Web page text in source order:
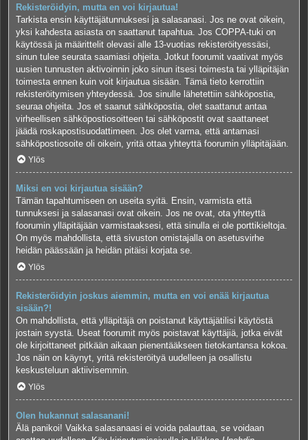
Rekisteröidyin, mutta en voi kirjautua!
Tarkista ensin käyttäjätunnuksesi ja salasanasi. Jos ne ovat oikein,
yksi kahdesta asiasta on saattanut tapahtua. Jos COPPA-tuki on
käytössä ja määrittelit olevasi alle 13-vuotias rekisteröityessäsi,
sinun tulee seurata saamiasi ohjeita. Jotkut foorumit vaativat myös
uusien tunnusten aktivoinnin joko sinun itsesi toimesta tai ylläpitäjän
toimesta ennen kuin voit kirjautua sisään. Tämä tieto kerrottiin
rekisteröitymisen yhteydessä. Jos sinulle lähetettiin sähköpostia,
seuraa ohjeita. Jos et saanut sähköpostia, olet saattanut antaa
virheellisen sähköpostiosoitteen tai sähköpostit ovat saattaneet
jäädä roskapostisuodattimeen. Jos olet varma, että antamasi
sähköpostiosoite oli oikein, yritä ottaa yhteyttä foorumin ylläpitäjään.
Ylös
Miksi en voi kirjautua sisään?
Tämän tapahtumiseen on useita syitä. Ensin, varmista että
tunnuksesi ja salasanasi ovat oikein. Jos ne ovat, ota yhteyttä
foorumin ylläpitäjään varmistaaksesi, että sinulla ei ole porttikieltoja.
On myös mahdollista, että sivuston omistajalla on asetusvirhe
heidän päässään ja heidän pitäisi korjata se.
Ylös
Rekisteröidyin joskus aiemmin, mutta en voi enää kirjautua
sisään?!
On mahdollista, että ylläpitäjä on poistanut käyttäjätilisi käytöstä
jostain syystä. Useat foorumit myös poistavat käyttäjiä, jotka eivät
ole kirjoittaneet pitkään aikaan pienentääkseen tietokantansa kokoa.
Jos näin on käynyt, yritä rekisteröityä uudelleen ja osallistu
keskusteluun aktiivisemmin.
Ylös
Olen hukannut salasanani!
Älä panikoi! Vaikka salasanaasi ei voida palauttaa, se voidaan